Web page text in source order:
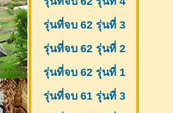
รุ่นที่จบ 62 รุ่นที่ 3
รุ่นที่จบ 62 รุ่นที่ 2
รุ่นที่จบ 62 รุ่นที่ 1
รุ่นที่จบ 61 รุ่นที่ 3